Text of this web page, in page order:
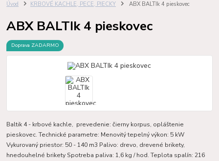
Úvod KRBOVÉ KACHLE, PECE, PIECKY ABX BALTIk 4 pieskovec
ABX BALTIk 4 pieskovec
Doprava ZADARMO
Baltik 4 - krbové kachle, prevedenie: čierny korpus, opláštenie
pieskovec. Technické parametre: Menovitý tepelný výkon: 5 kW
Vykurovaný priestor: 50 - 140 m3 Palivo: drevo, drevené brikety,
hnedouhelné brikety Spotreba paliva: 1,6 kg / hod. Teplota spalín: 216